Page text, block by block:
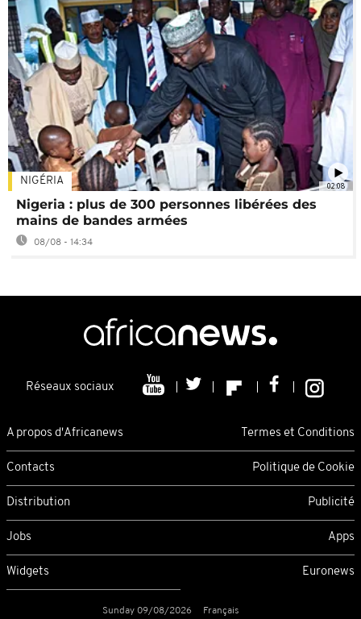
02:08
NIGÉRIA
Nigeria : plus de 300 personnes libérées des
mains de bandes armées
08/08 - 14:34
Réseaux sociaux
A propos d'Africanews Termes et Conditions
Contacts Politique de Cookie
Distribution Publicité
Jobs Apps
Widgets Euronews
Sunday 09/08/2026